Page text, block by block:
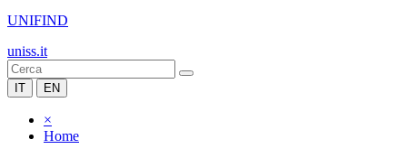
UNIFIND
uniss.it
IT EN
×
Home